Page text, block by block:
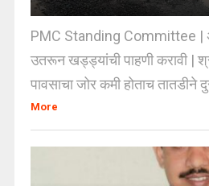
PMC Standing Committee |
उतरून खड्ड्यांची पाहणी करावी |
पावसाचा जोर कमी होताच तातडीने
More